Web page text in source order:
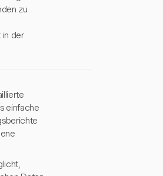
zu
in der
einfache